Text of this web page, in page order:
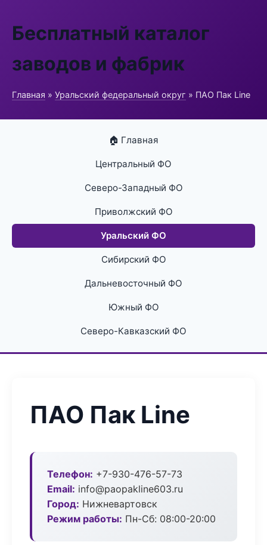
Бесплатный каталог
заводов и фабрик
Главная » Уральский федеральный округ » ПАО Пак Line
🏠 Главная
Центральный ФО
Северо-Западный ФО
Приволжский ФО
Уральский ФО
Сибирский ФО
Дальневосточный ФО
Южный ФО
Северо-Кавказский ФО
ПАО Пак Line
Телефон: +7-930-476-57-73
Email: info@paopakline603.ru
Город: Нижневартовск
Режим работы: Пн-Сб: 08:00-20:00